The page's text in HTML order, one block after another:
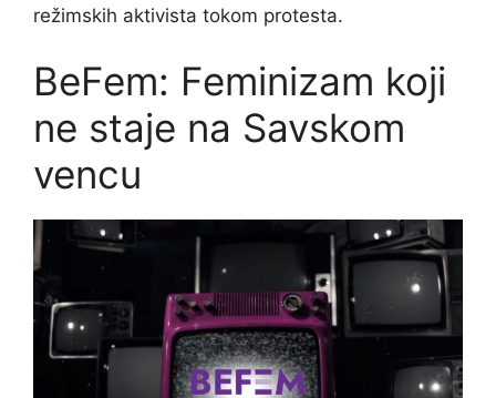
režimskih aktivista tokom protesta.
BeFem: Feminizam koji
ne staje na Savskom
vencu